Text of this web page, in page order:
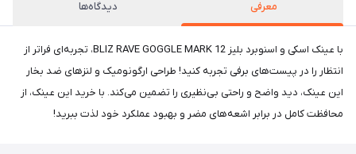
معرفی دیدگاه‌ها
با عینک اسکی و اسنوبرد بلیز BLIZ RAVE GOGGLE MARK 12، تجربه‌ای فراتر از
انتظار را در پیست‌های برفی تجربه کنید! طراحی ارگونومیک و لنزهای ضد بخار
این عینک، دید واضح و راحتی بی‌نظیری را تضمین می‌کند. با خرید این عینک، از
محافظت کامل در برابر اشعه‌های مضر و بهبود عملکرد خود لذت ببرید!